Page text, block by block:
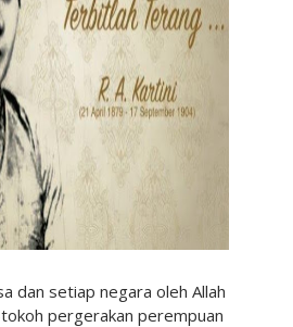
dan setiap negara oleh Allah
pergerakan perempuan